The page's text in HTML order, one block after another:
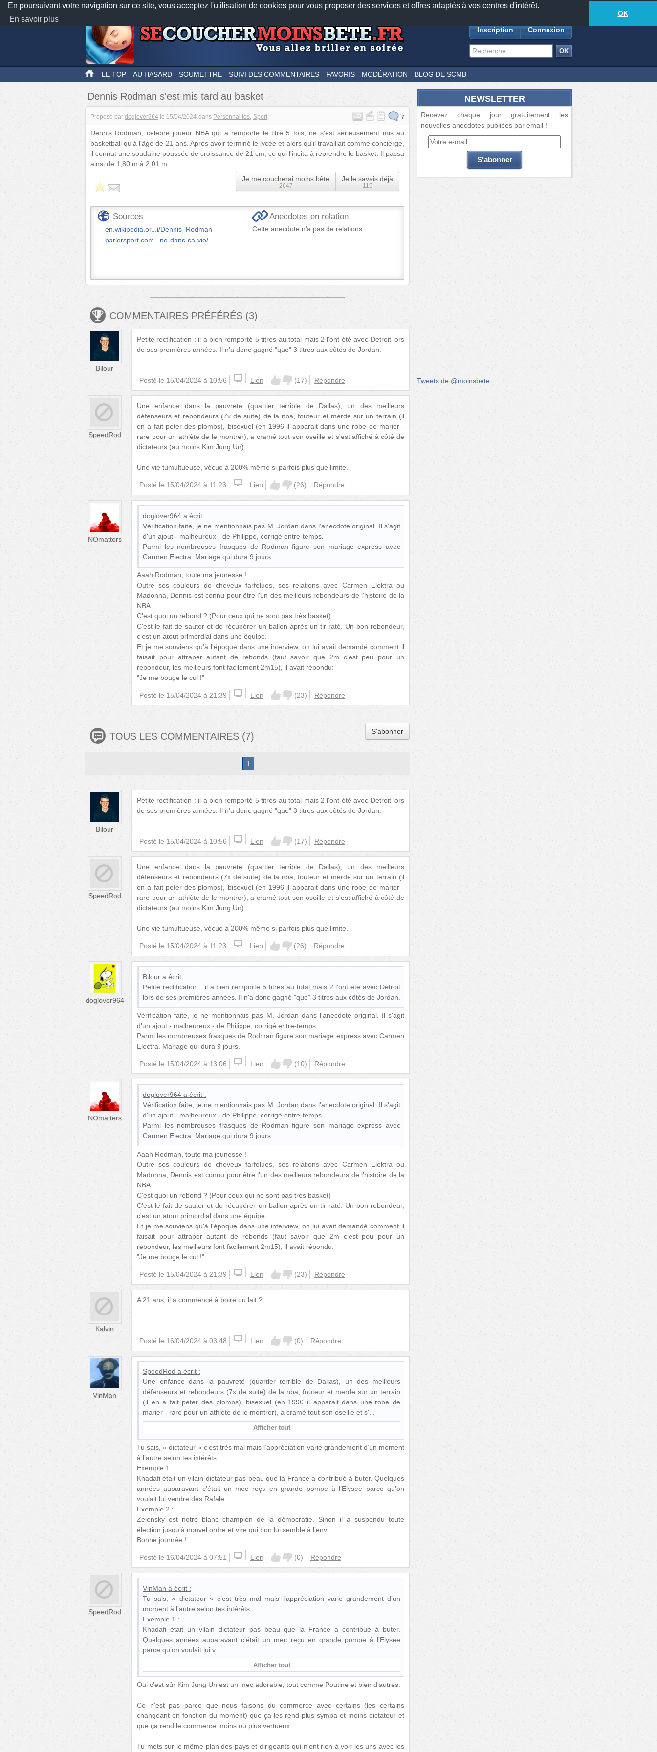
En poursuivant votre navigation sur ce site, vous acceptez l'utilisation de cookies pour vous proposer des services et offres adaptés à vos centres d'intérêt.
En savoir plus
OK
Nos applications mobiles Newsletter Facebook
TwitterFeeds18877anecdotes-284lecteurs connectés
Inscription Connexion
LE TOP AU HASARD SOUMETTRE SUIVI DES COMMENTAIRES FAVORIS MODÉRATION BLOG DE SCMB
Dennis Rodman s'est mis tard au basket
Proposé par doglover964 le 15/04/2024 dans Personnalités Sport 7
Dennis Rodman, célèbre joueur NBA qui a remporté le titre 5 fois, ne s'est sérieusement mis au
basketball qu'à l'âge de 21 ans. Après avoir terminé le lycée et alors qu'il travaillait comme concierge,
il connut une soudaine poussée de croissance de 21 cm, ce qui l'incita à reprendre le basket. Il passa
ainsi de 1,80 m à 2,01 m.
Je me coucherai moins bête
2647
Je le savais déjà
115
Sources
en.wikipedia.or...i/Dennis_Rodman
parlersport.com...ne-dans-sa-vie/
Anecdotes en relation
Cette anecdote n'a pas de relations.
COMMENTAIRES PRÉFÉRÉS (3)
Bilour
Petite rectification : il a bien remporté 5 titres au total mais 2 l'ont été avec Detroit lors
de ses premières années. Il n'a donc gagné "que" 3 titres aux côtés de Jordan.
Posté le 15/04/2024 à 10:56 Lien (17) Répondre
SpeedRod
Une enfance dans la pauvreté (quartier terrible de Dallas), un des meilleurs
défenseurs et rebondeurs (7x de suite) de la nba, fouteur et merde sur un terrain (il
en a fait peter des plombs), bisexuel (en 1996 il apparait dans une robe de marier -
rare pour un athlète de le montrer), a cramé tout son oseille et s'est affiché à côté de
dictateurs (au moins Kim Jung Un).
Une vie tumultueuse, vécue à 200% même si parfois plus que limite.
Posté le 15/04/2024 à 11:23 Lien (26) Répondre
NOmatters
doglover964 a écrit :
Vérification faite, je ne mentionnais pas M. Jordan dans l'anecdote original. Il s'agit
d'un ajout - malheureux - de Philippe, corrigé entre-temps.
Parmi les nombreuses frasques de Rodman figure son mariage express avec
Carmen Electra. Mariage qui dura 9 jours.
Aaah Rodman, toute ma jeunesse !
Outre ses couleurs de cheveux farfelues, ses relations avec Carmen Elektra ou
Madonna, Dennis est connu pour être l'un des meilleurs rebondeurs de l'histoire de la
NBA.
C'est quoi un rebond ? (Pour ceux qui ne sont pas très basket)
C'est le fait de sauter et de récupérer un ballon après un tir raté. Un bon rebondeur,
c'est un atout primordial dans une équipe.
Et je me souviens qu'à l'époque dans une interview, on lui avait demandé comment il
faisait pour attraper autant de rebonds (faut savoir que 2m c'est peu pour un
rebondeur, les meilleurs font facilement 2m15), il avait répondu:
"Je me bouge le cul !"
Posté le 15/04/2024 à 21:39 Lien (23) Répondre
TOUS LES COMMENTAIRES (7) S'abonner
1
Bilour
Petite rectification : il a bien remporté 5 titres au total mais 2 l'ont été avec Detroit lors
de ses premières années. Il n'a donc gagné "que" 3 titres aux côtés de Jordan.
Posté le 15/04/2024 à 10:56 Lien (17) Répondre
SpeedRod
Une enfance dans la pauvreté (quartier terrible de Dallas), un des meilleurs
défenseurs et rebondeurs (7x de suite) de la nba, fouteur et merde sur un terrain (il
en a fait peter des plombs), bisexuel (en 1996 il apparait dans une robe de marier -
rare pour un athlète de le montrer), a cramé tout son oseille et s'est affiché à côté de
dictateurs (au moins Kim Jung Un).
Une vie tumultueuse, vécue à 200% même si parfois plus que limite.
Posté le 15/04/2024 à 11:23 Lien (26) Répondre
doglover964
Bilour a écrit :
Petite rectification : il a bien remporté 5 titres au total mais 2 l'ont été avec Detroit
lors de ses premières années. Il n'a donc gagné "que" 3 titres aux côtés de Jordan.
Vérification faite, je ne mentionnais pas M. Jordan dans l'anecdote original. Il s'agit
d'un ajout - malheureux - de Philippe, corrigé entre-temps.
Parmi les nombreuses frasques de Rodman figure son mariage express avec Carmen
Electra. Mariage qui dura 9 jours.
Posté le 15/04/2024 à 13:06 Lien (10) Répondre
NOmatters
doglover964 a écrit :
Vérification faite, je ne mentionnais pas M. Jordan dans l'anecdote original. Il s'agit
d'un ajout - malheureux - de Philippe, corrigé entre-temps.
Parmi les nombreuses frasques de Rodman figure son mariage express avec
Carmen Electra. Mariage qui dura 9 jours.
Aaah Rodman, toute ma jeunesse !
Outre ses couleurs de cheveux farfelues, ses relations avec Carmen Elektra ou
Madonna, Dennis est connu pour être l'un des meilleurs rebondeurs de l'histoire de la
NBA.
C'est quoi un rebond ? (Pour ceux qui ne sont pas très basket)
C'est le fait de sauter et de récupérer un ballon après un tir raté. Un bon rebondeur,
c'est un atout primordial dans une équipe.
Et je me souviens qu'à l'époque dans une interview, on lui avait demandé comment il
faisait pour attraper autant de rebonds (faut savoir que 2m c'est peu pour un
rebondeur, les meilleurs font facilement 2m15), il avait répondu:
"Je me bouge le cul !"
Posté le 15/04/2024 à 21:39 Lien (23) Répondre
Kalvin
A 21 ans, il a commencé à boire du lait ?
Posté le 16/04/2024 à 03:48 Lien (0) Répondre
VinMan
SpeedRod a écrit :
Une enfance dans la pauvreté (quartier terrible de Dallas), un des meilleurs
défenseurs et rebondeurs (7x de suite) de la nba, fouteur et merde sur un terrain
(il en a fait peter des plombs), bisexuel (en 1996 il apparait dans une robe de
marier - rare pour un athlète de le montrer), a cramé tout son oseille et s'
Afficher tout
Tu sais, « dictateur » c’est très mal mais l’appréciation varie grandement d’un moment
à l’autre selon tes intérêts.
Exemple 1 :
Khadafi était un vilain dictateur pas beau que la France a contribué à buter. Quelques
années auparavant c’était un mec reçu en grande pompe à l’Elysee parce qu’on
voulait lui vendre des Rafale.
Exemple 2 :
Zelensky est notre blanc champion de la démocratie. Sinon il a suspendu toute
élection jusqu’à nouvel ordre et vire qui bon lui semble à l’envi.
Bonne journée !
Posté le 16/04/2024 à 07:51 Lien (0) Répondre
SpeedRod
VinMan a écrit :
Tu sais, « dictateur » c’est très mal mais l’appréciation varie grandement d’un
moment à l’autre selon tes intérêts.
Exemple 1 :
Khadafi était un vilain dictateur pas beau que la France a contribué à buter.
Quelques années auparavant c’était un mec reçu en grande pompe à l’Elysee
parce qu’on voulait lui v
Afficher tout
Oui c'est sûr Kim Jung Un est un mec adorable, tout comme Poutine et bien d'autres.
Ce n'est pas parce que nous faisons du commerce avec certains (les certains
changeant en fonction du moment) que ça les rend plus sympa et moins dictateur et
que ça rend le commerce moins ou plus vertueux.
Tu mets sur le même plan des pays et dirigeants qui n'ont rien à voir les uns avec les
NEWSLETTER
Recevez chaque jour gratuitement les
nouvelles anecdotes publiées par email !
Tweets de @moinsbete